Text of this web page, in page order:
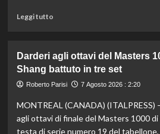
nella
gara
maschile
Leggi tuttoLeggi
Nazionale,
ecco
lo
di
Mancini:
Bollini
Darderi agli ottavi del Masters
Shang battuto in tre set
Roberto Parisi 7 Agosto 2026 : 2:20
MONTREAL (CANADA) (ITALPRESS)
agli ottavi di finale del Masters 1000 di
testa di serie numero 19 del tabellone,